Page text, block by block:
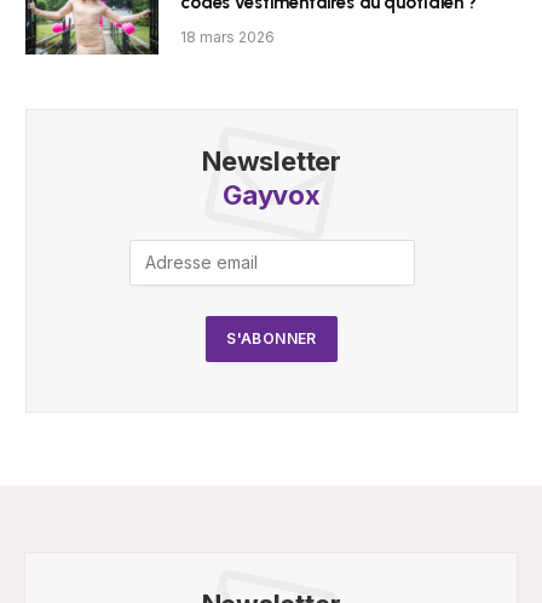
18 mars 2026
Newsletter
Gayvox